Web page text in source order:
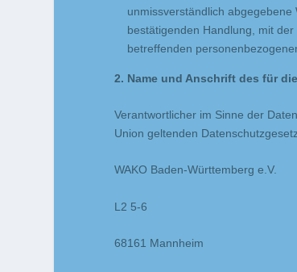
unmissverständlich
bestätigenden Handlung, mit
betreffenden
2. Name und Anschrift des für
Verantwortlicher im Sinne der
Union geltenden
WAKO Baden-Württemberg e.V.
L2 5-6
68161 Mannheim